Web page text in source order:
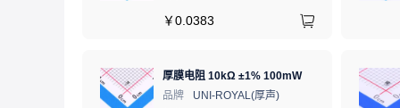
￥0.0383
厚膜电阻 10kΩ ±1% 100mW
品牌
UNI-ROYAL(厚声)